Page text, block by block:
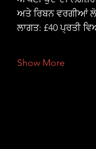
ਅਤੇ ਰਿਬਨ ਵਰਗੀਆਂ
ਲਾਗਤ: £40 ਪ੍ਰਤੀ
Show More